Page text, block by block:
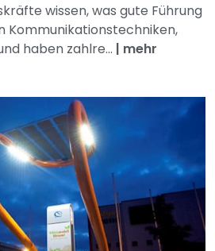
wissen, was gute Führung
Kommunikationstechniken,
haben zahlre... | mehr